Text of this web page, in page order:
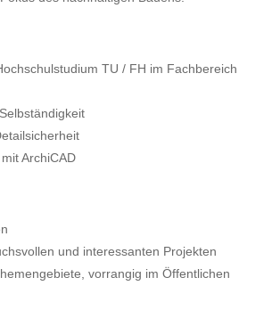
TU / FH im Fachbereich
ArchiCAD
und interessanten Projekten
vorrangig im Öffentlichen